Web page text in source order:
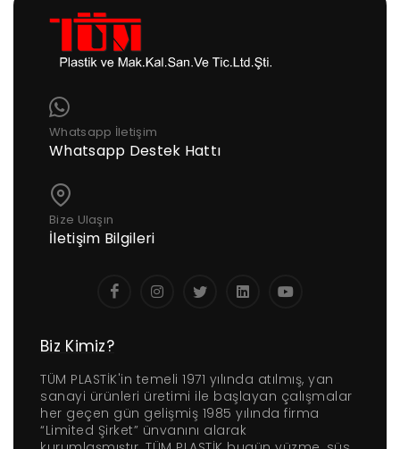
Whatsapp İletişim
Whatsapp Destek Hattı
Bize Ulaşın
İletişim Bilgileri
Biz Kimiz?
TÜM PLASTİK'in temeli 1971 yılında atılmış, yan
sanayi ürünleri üretimi ile başlayan çalışmalar
her geçen gün gelişmiş 1985 yılında firma
“Limited Şirket” ünvanını alarak